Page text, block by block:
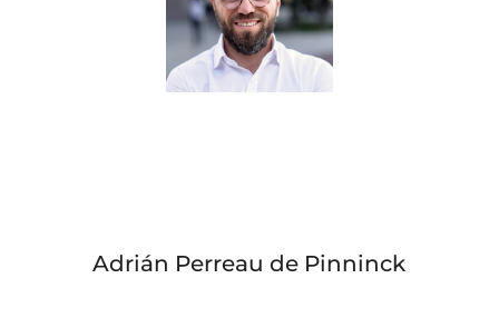
Formadores
Adrián Perreau de Pinninck